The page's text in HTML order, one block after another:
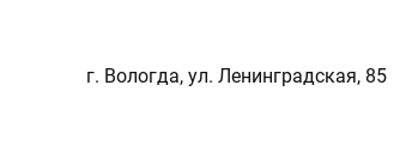
г. Вологда, ул. Ленинградская, 85